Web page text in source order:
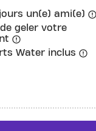
un(e) ami(e)
geler votre
Water inclus